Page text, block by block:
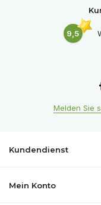
9,5
Melden Sie
Kundendienst
Mein Konto